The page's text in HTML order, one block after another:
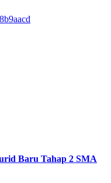
Baru Tahap 2 SMA